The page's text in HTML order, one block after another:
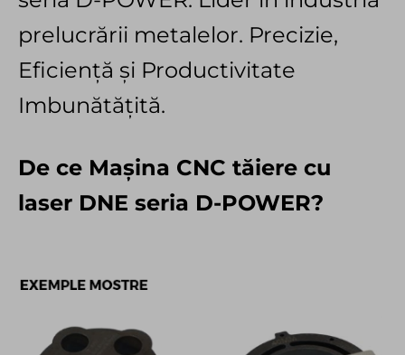
prelucrării metalelor. Precizie,
Eficiență și Productivitate
Imbunătățită.
De ce Mașina CNC tăiere cu
laser DNE seria D-POWER?